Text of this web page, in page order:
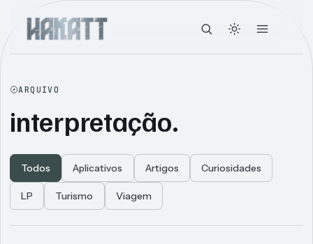
ARQUIVO
interpretação.
Todos Aplicativos Artigos Curiosidades
LP Turismo Viagem